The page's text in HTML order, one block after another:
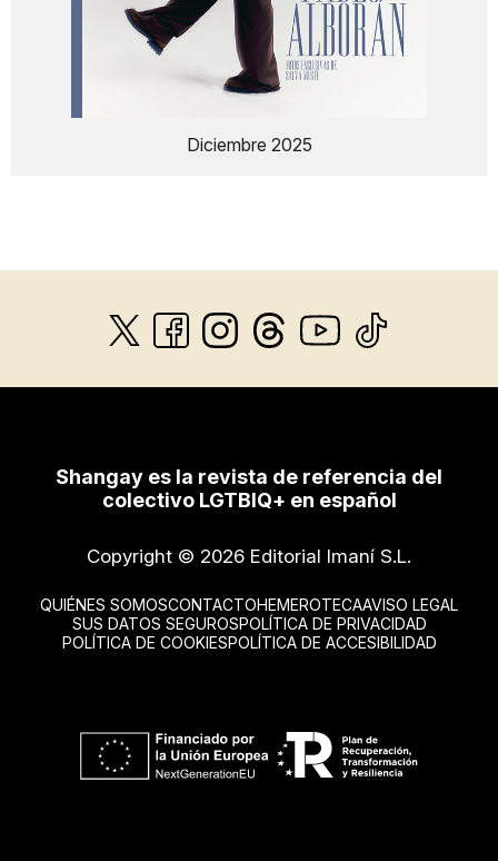
Diciembre 2025
Shangay es la revista de referencia del
colectivo LGTBIQ+ en español
Copyright © 2026 Editorial Imaní S.L.
QUIÉNES SOMOSCONTACTOHEMEROTECAAVISO LEGAL
SUS DATOS SEGUROSPOLÍTICA DE PRIVACIDAD
POLÍTICA DE COOKIESPOLÍTICA DE ACCESIBILIDAD